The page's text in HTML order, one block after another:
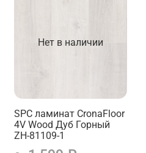
Нет в наличии
SPC ламинат CronaFloor
4V Wood Дуб Горный
ZH-81109-1